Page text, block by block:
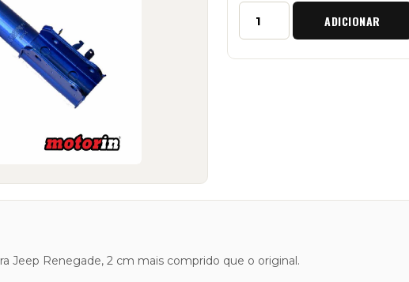
Quantidade
Amortecedor
ADICIONAR
Jeep Renegade, 2 cm mais comprido que o original.